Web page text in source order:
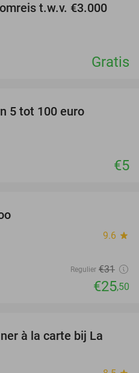
t.w.v. €3.000
Gratis
5 tot 100 euro
€5
9.6 star
Regulier €31
€25,50
32%
à la carte bij La